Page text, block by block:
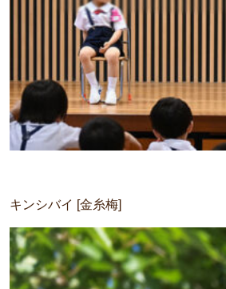
キンシバイ [金糸梅]